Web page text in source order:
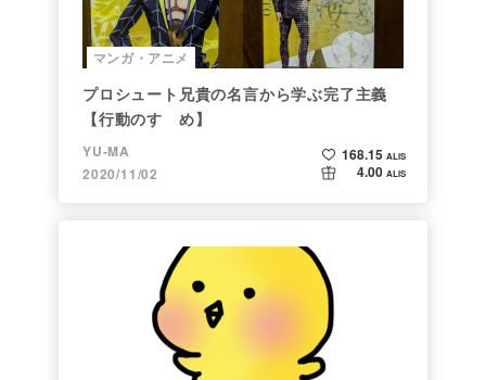
マンガ・アニメ
プロシュート兄貴の名言から学ぶ完了主義
【行動のすゝめ】
YU-MA
2020/11/02
168.15 ALIS
4.00 ALIS